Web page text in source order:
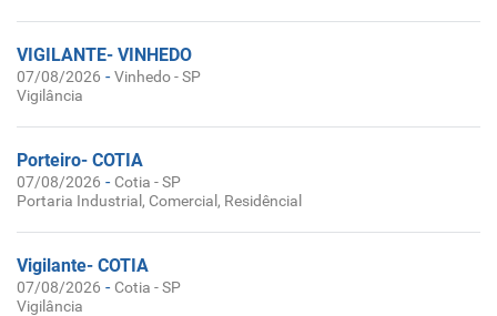
VIGILANTE- VINHEDO
07/08/2026 -Vinhedo - SP
Vigilância
Porteiro- COTIA
07/08/2026 - Cotia - SP
Portaria Industrial, Comercial, Residêncial
Vigilante- COTIA
07/08/2026 - Cotia - SP
Vigilância